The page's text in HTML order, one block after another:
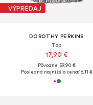
VÝPREDAJ
DOROTHY PERKINS
Top
17,90 €
Pôvodne: 59,90 €
Posledná najnižšia cena:16,11 €